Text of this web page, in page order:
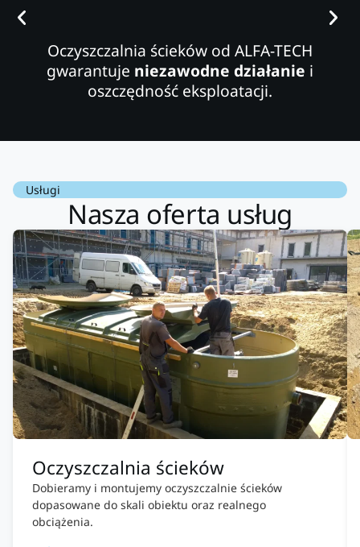
Oczyszczalnia ścieków od ALFA-TECH
gwarantuje niezawodne działanie i
oszczędność eksploatacji.
Usługi
Nasza oferta usług
Oczyszczalnia ścieków
Dobieramy i montujemy oczyszczalnie ścieków
dopasowane do skali obiektu oraz realnego
obciążenia.